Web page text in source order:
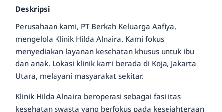
Deskripsi
Perusahaan kami, PT Berkah Keluarga Aafiya,
mengelola Klinik Hilda Alnaira. Kami fokus
menyediakan layanan kesehatan khusus untuk ibu
dan anak. Lokasi klinik kami berada di Koja, Jakarta
Utara, melayani masyarakat sekitar.
Klinik Hilda Alnaira beroperasi sebagai fasilitas
kesehatan swasta yang berfokus pada kesejahteraan